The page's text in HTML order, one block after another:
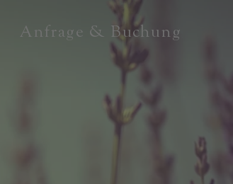
Anfrage & Buchung